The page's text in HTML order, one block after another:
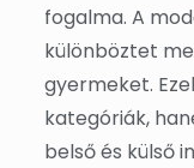
fogalma. A
különböztet
gyermeket.
kategóriák,
belső és külső